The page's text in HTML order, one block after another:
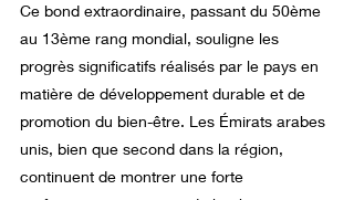
Ce bond extraordinaire, passant du 50ème
au 13ème rang mondial, souligne les
progrès significatifs réalisés par le pays en
matière de développement durable et de
promotion du bien-être. Les Émirats arabes
unis, bien que second dans la région,
continuent de montrer une forte